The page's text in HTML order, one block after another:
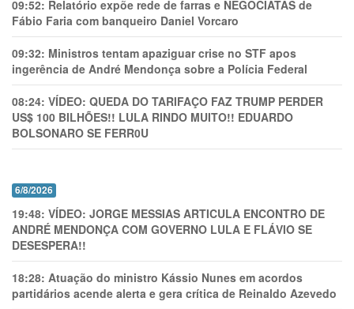
09:52: Relatório expõe rede de farras e NEGOCIATAS de
Fábio Faria com banqueiro Daniel Vorcaro
09:32: Ministros tentam apaziguar crise no STF apos
ingerência de André Mendonça sobre a Polícia Federal
08:24: VÍDEO: QUEDA DO TARIFAÇO FAZ TRUMP PERDER
US$ 100 BILHÕES!! LULA RINDO MUITO!! EDUARDO
BOLSONARO SE FERR0U
6/8/2026
19:48: VÍDEO: JORGE MESSIAS ARTICULA ENCONTRO DE
ANDRÉ MENDONÇA COM GOVERNO LULA E FLÁVIO SE
DESESPERA!!
18:28: Atuação do ministro Kássio Nunes em acordos
partidários acende alerta e gera crítica de Reinaldo Azevedo